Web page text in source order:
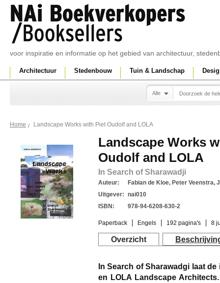
voor inspiratie en informatie op het gebied van architectuur,
Architectuur Stedenbouw Tuin & Landschap
Alle
Home Landscape Works with Piet Oudolf and LOLA
Landscape Works
Oudolf and LOLA
In Search of Sharawadji
Auteur:
Fabian de Kloe, Peter Veenstra,
Uitgever: nai010
ISBN:
978-94-6208-630-2
Paperback Engels 192 pagina's 8
Overzicht
In Search of Sharawadgi laat
en LOLA Landscape